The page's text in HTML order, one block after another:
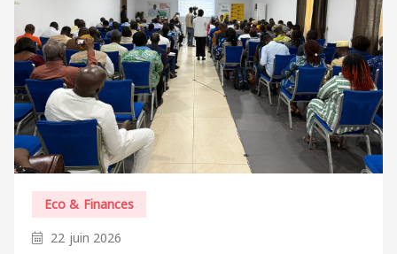
Eco & Finances
22 juin 2026